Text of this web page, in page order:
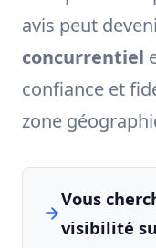
avis peut
concurrentiel
confiance et
zone
Vous
visibilité